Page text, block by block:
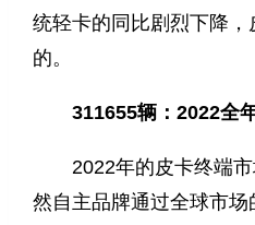
统轻卡的同比剧烈下降
的。
311655辆：2022全
2022年的皮卡终端市
然自主品牌通过全球市